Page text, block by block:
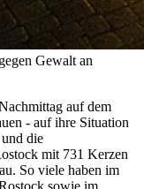
Gewalt an
auf dem
- auf ihre Situation
die
mit 731 Kerzen
So viele haben im
sowie im